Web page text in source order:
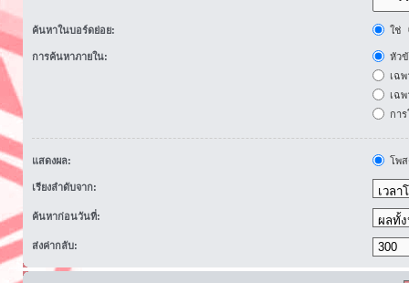
ค้นหาในบอร์ดย่อย: ใช่
การค้นหาภายใน:
หัว
เฉ
เฉ
กา
แสดงผล: โพ
เรียงลำดับจาก:
ค้นหาก่อนวันที่:
ส่งค่ากลับ: